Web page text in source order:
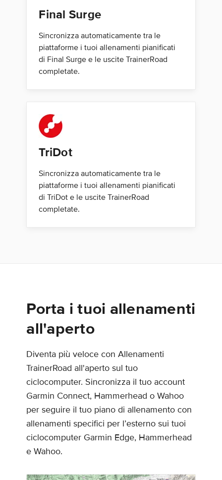
Final Surge
Sincronizza automaticamente tra le
piattaforme i tuoi allenamenti pianificati
di Final Surge e le uscite TrainerRoad
completate.
TriDot
Sincronizza automaticamente tra le
piattaforme i tuoi allenamenti pianificati
di TriDot e le uscite TrainerRoad
completate.
Porta i tuoi allenamenti
all'aperto
Diventa più veloce con Allenamenti
TrainerRoad all'aperto sul tuo
ciclocomputer. Sincronizza il tuo account
Garmin Connect, Hammerhead o Wahoo
per seguire il tuo piano di allenamento con
allenamenti specifici per l’esterno sui tuoi
ciclocomputer Garmin Edge, Hammerhead
e Wahoo.